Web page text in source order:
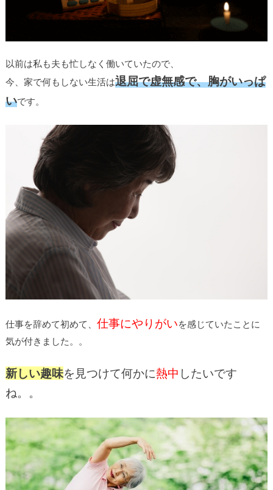
以前は私も夫も忙しなく働いていたので、
今、家で何もしない生活は退屈で虚無感で、胸がいっぱ
いです。
仕事を辞めて初めて、 仕事にやりがいを感じていたことに
気が付きました。。
新しい趣味を見つけて何かに熱中 したいです
ね。。